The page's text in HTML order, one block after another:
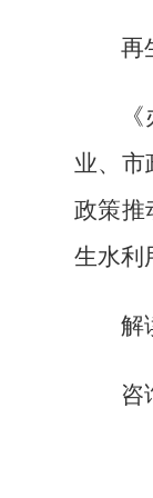
再
业、市
政策推
生水利
解
咨